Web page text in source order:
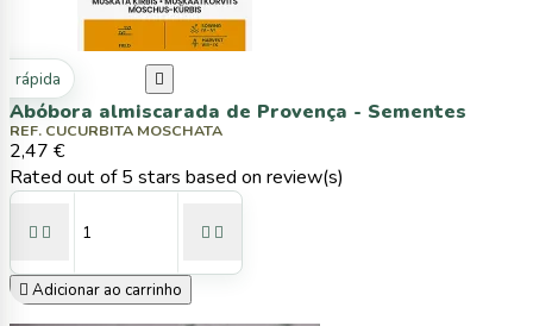
rápida 
Abóbora almiscarada de Provença - Sementes
REF. CUCURBITA MOSCHATA
2,47 €
Rated out of 5 stars based on review(s)
   
 Adicionar ao carrinho